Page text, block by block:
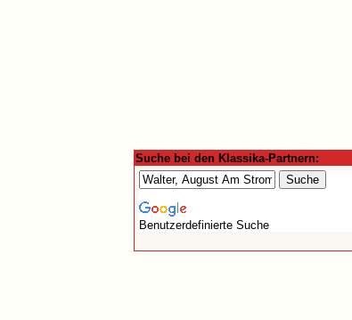
Suche bei den Klassika-Partnern:
Benutzerdefinierte Suche